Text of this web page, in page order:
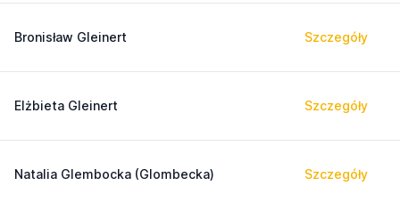
Bronisław Gleinert Szczegóły
Elżbieta Gleinert Szczegóły
Natalia Glembocka (Glombecka) Szczegóły